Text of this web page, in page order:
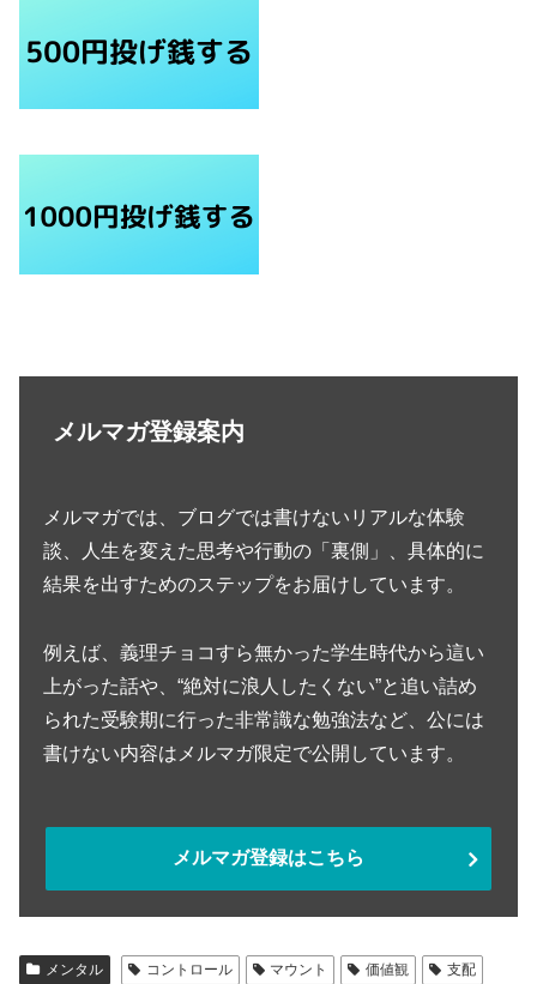
メルマガ登録案内
メルマガでは、ブログでは書けないリアルな体験
談、人生を変えた思考や行動の「裏側」、具体的に
結果を出すためのステップをお届けしています。
例えば、義理チョコすら無かった学生時代から這い
上がった話や、“絶対に浪人したくない”と追い詰め
られた受験期に行った非常識な勉強法など、公には
書けない内容はメルマガ限定で公開しています。
メルマガ登録はこちら
メンタル コントロール マウント 価値観
支配